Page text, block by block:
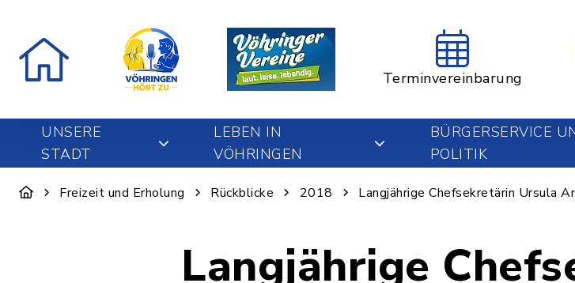
Terminvereinbarung
UNSERE
STADT
LEBEN IN
VÖHRINGEN
BÜRGERSERVICE
POLITIK
Freizeit und Erholung Rückblicke 2018 Langjährige Chefsekretärin Ursula
Langjährige